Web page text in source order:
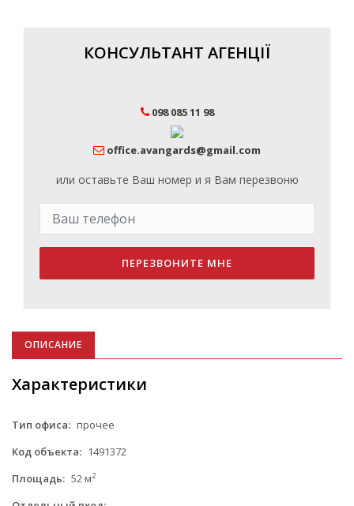
КОНСУЛЬТАНТ АГЕНЦІЇ
098 085 11 98
office.avangards@gmail.com
или оставьте Ваш номер и я Вам перезвоню
ПЕРЕЗВОНИТЕ МНЕ
ОПИСАНИЕ
Характеристики
Тип офиса: прочее
Код объекта: 1491372
Площадь: 52 м2